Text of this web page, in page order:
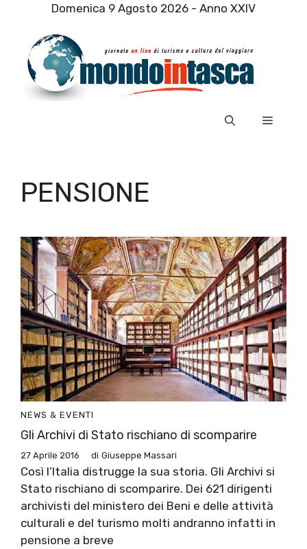
contenuto
Domenica 9 Agosto 2026 - Anno XXIV
Menu
PENSIONE
NEWS & EVENTI
Gli Archivi di Stato rischiano di scomparire
27 Aprile 2016 di Giuseppe Massari
Così l’Italia distrugge la sua storia. Gli Archivi si
Stato rischiano di scomparire. Dei 621 dirigenti
archivisti del ministero dei Beni e delle attività
culturali e del turismo molti andranno infatti in
pensione a breve